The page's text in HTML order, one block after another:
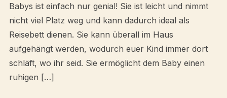
Babys ist einfach nur genial! Sie ist leicht und nimmt
nicht viel Platz weg und kann dadurch ideal als
Reisebett dienen. Sie kann überall im Haus
aufgehängt werden, wodurch euer Kind immer dort
schläft, wo ihr seid. Sie ermöglicht dem Baby einen
ruhigen […]